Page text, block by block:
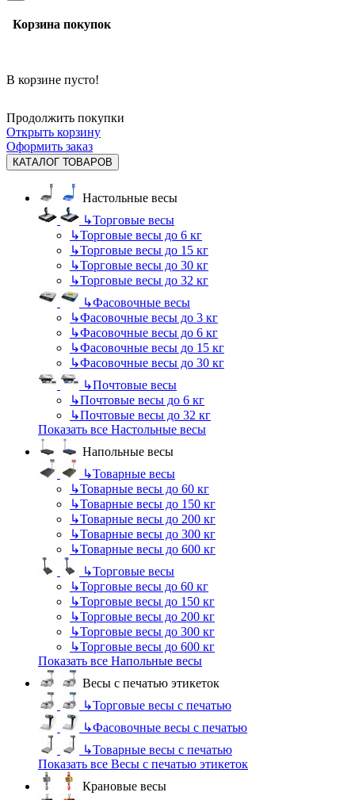
Корзина покупок
В корзине пусто!
Продолжить покупки
Открыть корзину
Оформить заказ
КАТАЛОГ ТОВАРОВ
Настольные весы
↳Торговые весы
↳Торговые весы до 6 кг
↳Торговые весы до 15 кг
↳Торговые весы до 30 кг
↳Торговые весы до 32 кг
↳Фасовочные весы
↳Фасовочные весы до 3 кг
↳Фасовочные весы до 6 кг
↳Фасовочные весы до 15 кг
↳Фасовочные весы до 30 кг
↳Почтовые весы
↳Почтовые весы до 6 кг
↳Почтовые весы до 32 кг
Показать все Настольные весы
Напольные весы
↳Товарные весы
↳Товарные весы до 60 кг
↳Товарные весы до 150 кг
↳Товарные весы до 200 кг
↳Товарные весы до 300 кг
↳Товарные весы до 600 кг
↳Торговые весы
↳Торговые весы до 60 кг
↳Торговые весы до 150 кг
↳Торговые весы до 200 кг
↳Торговые весы до 300 кг
↳Торговые весы до 600 кг
Показать все Напольные весы
Весы с печатью этикеток
↳Торговые весы с печатью
↳Фасовочные весы с печатью
↳Товарные весы с печатью
Показать все Весы с печатью этикеток
Крановые весы